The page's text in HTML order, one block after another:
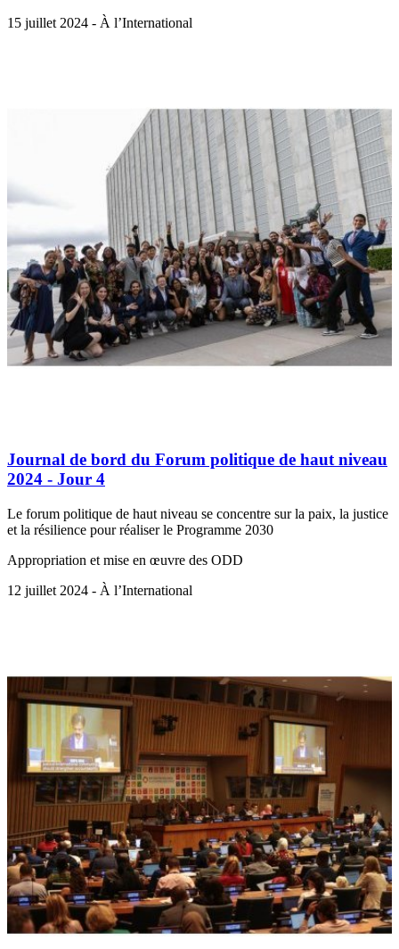
15 juillet 2024 - À l’International
Journal de bord du Forum politique de haut niveau
2024 - Jour 4
Le forum politique de haut niveau se concentre sur la paix, la justice
et la résilience pour réaliser le Programme 2030
Appropriation et mise en œuvre des ODD
12 juillet 2024 - À l’International